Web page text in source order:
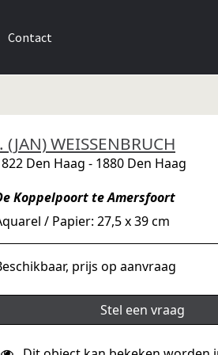
Contact
(JAN) WEISSENBRUCH
Den Haag - 1880 Den Haag
Koppelpoort te Amersfoort
/ Papier: 27,5 x 39 cm
prijs op aanvraag
Stel een vraag